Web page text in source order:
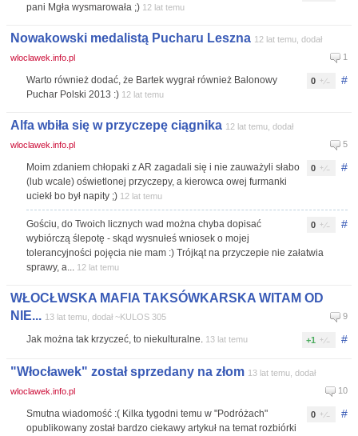
pani Mgła wysmarowała ;) 12 lat temu
Nowakowski medalistą Pucharu Leszna 12 lat temu, dodał
wloclawek.info.pl
1
#
0
Warto również dodać, że Bartek wygrał również Balonowy
Puchar Polski 2013 :) 12 lat temu
Alfa wbiła się w przyczepę ciągnika 12 lat temu, dodał
wloclawek.info.pl
5
#
0
Moim zdaniem chłopaki z AR zagadali się i nie zauważyli słabo
(lub wcale) oświetlonej przyczepy, a kierowca owej furmanki
uciekł bo był napity ;) 12 lat temu
#
0
Gościu, do Twoich licznych wad można chyba dopisać
wybiórczą ślepotę - skąd wysnułeś wniosek o mojej
tolerancyjności pojęcia nie mam :) Trójkąt na przyczepie nie załatwia
sprawy, a... 12 lat temu
WŁOCŁWSKA MAFIA TAKSÓWKARSKA WITAM OD
NIE... 13 lat temu, dodał ~KULOS 305 9
#
+1
Jak można tak krzyczeć, to niekulturalne. 13 lat temu
"Włocławek" został sprzedany na złom 13 lat temu, dodał
wloclawek.info.pl
10
#
0
Smutna wiadomość :( Kilka tygodni temu w "Podróżach"
opublikowany został bardzo ciekawy artykuł na temat rozbiórki